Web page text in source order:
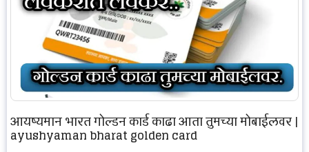
आयुष्यमान भारत गोल्डन कार्ड काढा आता तुमच्या मोबाईलवर |
ayushyaman bharat golden card